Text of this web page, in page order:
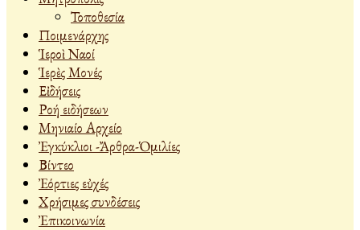
Τοποθεσία
Ποιμενάρχης
Ἱεροὶ Ναοί
Ἱερὲς Μονές
Εἰδήσεις
Ροή ειδήσεων
Μηνιαίο Αρχείο
Ἐγκύκλιοι -Ἄρθρα-Ὁμιλίες
Βίντεο
Ἐόρτιες εὐχές
Χρήσιμες συνδέσεις
Ἐπικοινωνία